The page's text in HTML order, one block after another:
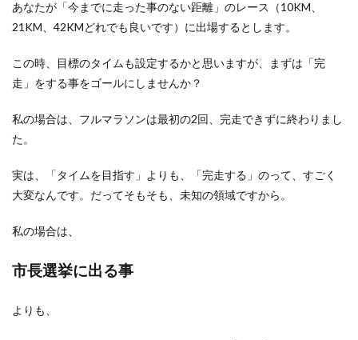
あなたが「今までに走った事のない距離」のレース（10KM、
21KM、42KMどれでも良いです）に出場するとします。
この時、目標のタイムも設定するかと思いますが、まずは「完
走」をする事をゴールにしませんか？
私の場合は、フルマラソンは最初の2回、完走できずに終わりまし
た。
実は、「タイムを目指す」よりも、「完走する」のって、すごく
大変なんです。だってそもそも、未知の領域ですから。
私の場合は、
市長選挙に出る事
よりも、